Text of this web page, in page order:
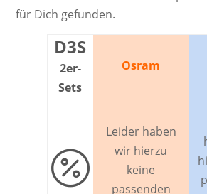
für Dich gefunden.
D3S
2er-
Sets
Osram

Leider haben
wir hierzu
keine
passenden